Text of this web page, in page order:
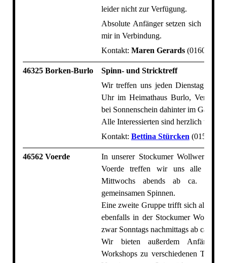
leider nicht zur Verfügung.
Absolute Anfänger setzen sich bitte
mir in Verbindung.
Kontakt: Maren Gerards(0160-
46325 Borken-Burlo
Spinn- und Stricktreff
Wir treffen uns jeden Dienstag von
Uhr im Heimathaus Burlo,
bei Sonnenschein dahinter im Garten.
Alle Interessierten sind herzlich
Kontakt: Bettina Stürcken (0151-
46562 Voerde
In unserer Stockumer Wollwerkstatt
Voerde treffen wir uns alle zwei
Mittwochs abends ab ca. 19
gemeinsamen Spinnen.
Eine zweite Gruppe trifft sich alle vier
ebenfalls in der Stockumer
zwar Sonntags nachmittags ab ca.
Wir bieten außerdem
Workshops zu verschiedenen